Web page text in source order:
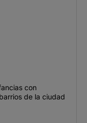
con
de la ciudad